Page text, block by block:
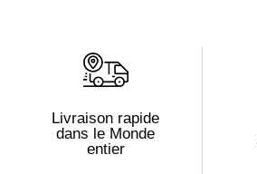
Livraison rapide
dans le Monde
entier